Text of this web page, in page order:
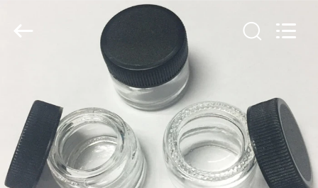
STARTSEITE
PRODUKTE
VIDEOS
Rights
Reserved.